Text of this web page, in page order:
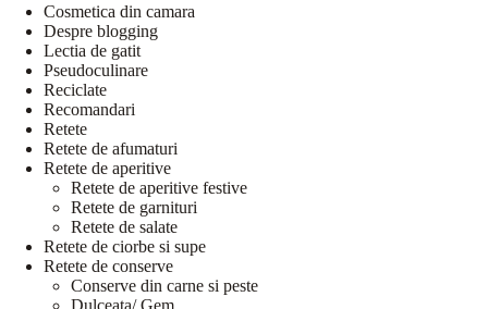
Cosmetica din camara
Despre blogging
Lectia de gatit
Pseudoculinare
Reciclate
Recomandari
Retete
Retete de afumaturi
Retete de aperitive
Retete de aperitive festive
Retete de garnituri
Retete de salate
Retete de ciorbe si supe
Retete de conserve
Conserve din carne si peste
Dulceata/ Gem